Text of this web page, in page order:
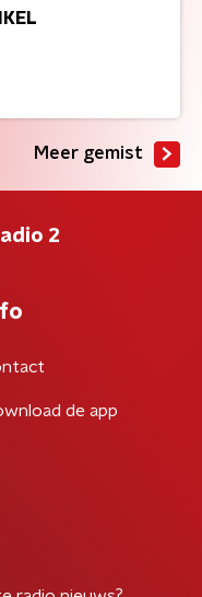
Meer gemist
2
de app